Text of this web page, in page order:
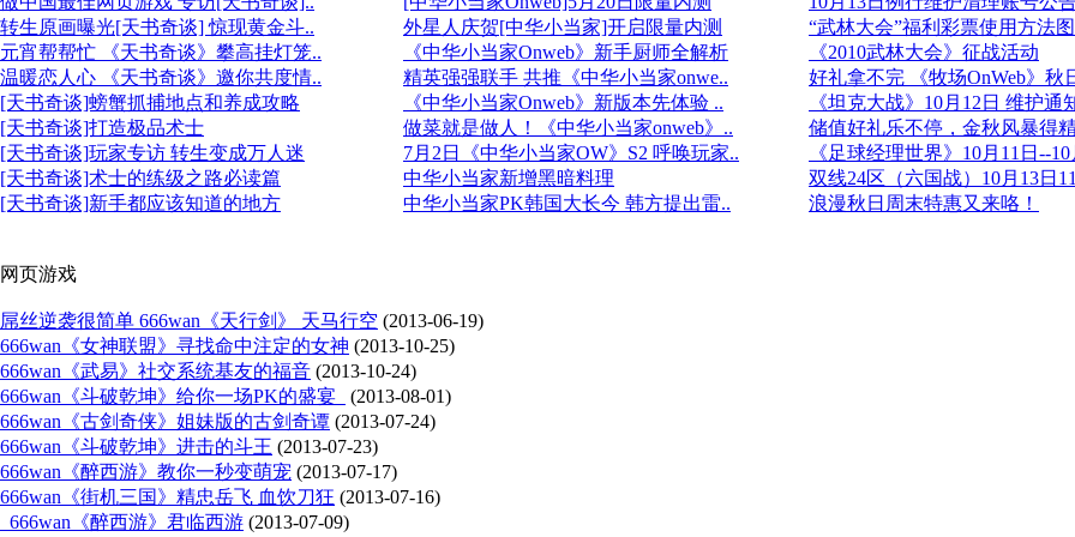
转生原画曝光[天书奇谈] 惊现黄金斗..
元宵帮帮忙 《天书奇谈》攀高挂灯笼..
温暖恋人心 《天书奇谈》邀你共度情..
[天书奇谈]螃蟹抓捕地点和养成攻略
[天书奇谈]打造极品术士
[天书奇谈]玩家专访 转生变成万人迷
[天书奇谈]术士的练级之路必读篇
[天书奇谈]新手都应该知道的地方
外星人庆贺[中华小当家]开启限量内测
《中华小当家Onweb》新手厨师全解析
精英强强联手 共推《中华小当家onwe..
《中华小当家Onweb》新版本先体验 ..
做菜就是做人！《中华小当家onweb》..
7月2日《中华小当家OW》S2 呼唤玩家..
中华小当家新增黑暗料理
中华小当家PK韩国大长今 韩方提出雷..
“武林大会”福利彩票使用方法
《2010武林大会》征战活动
好礼拿不完 《牧场OnWeb》秋
《坦克大战》10月12日 维护通
储值好礼乐不停，金秋风暴得
《足球经理世界》10月11日--10
双线24区（六国战）10月13日
浪漫秋日周末特惠又来咯！
网页游戏
屌丝逆袭很简单 666wan《天行剑》 天马行空 (2013-06-19)
666wan《女神联盟》寻找命中注定的女神 (2013-10-25)
666wan《武易》社交系统基友的福音 (2013-10-24)
666wan《斗破乾坤》给你一场PK的盛宴
(2013-08-01)
666wan《古剑奇侠》姐妹版的古剑奇谭 (2013-07-24)
666wan《斗破乾坤》进击的斗王 (2013-07-23)
666wan《醉西游》教你一秒变萌宠 (2013-07-17)
666wan《街机三国》精忠岳飞 血饮刀狂 (2013-07-16)
666wan《醉西游》君临西游 (2013-07-09)